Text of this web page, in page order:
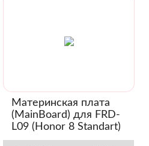
Материнская плата
(MainBoard) для FRD-
L09 (Honor 8 Standart)
(03032FEH)